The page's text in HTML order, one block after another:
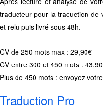
traducteur pour la traduction de
et relu puis livré sous 48h.
CV de 250 mots max : 29,90€
CV entre 300 et 450 mots :
Plus de 450 mots : envoyez
Traduction Pro